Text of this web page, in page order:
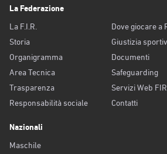
La Federazione
La F.I.R.
Storia
Organigramma
Area Tecnica
Trasparenza
Responsabilità sociale
Dove giocare a
Giustizia
Documenti
Safeguarding
Servizi Web FIR
Contatti
Nazionali
Maschile